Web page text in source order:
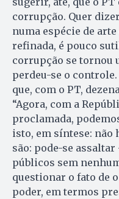
corrupção. Quer
numa espécie de
refinada, é pouco
corrupção se tornou
perdeu-se o
que, com o PT,
“Agora, com a
proclamada,
isto, em síntese: não
são: pode-se
públicos sem
questionar o fato de
poder, em termos